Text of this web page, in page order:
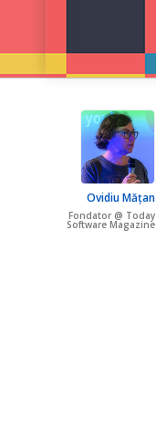
Ovidiu Mățan
Fondator @ Today
Software Magazine